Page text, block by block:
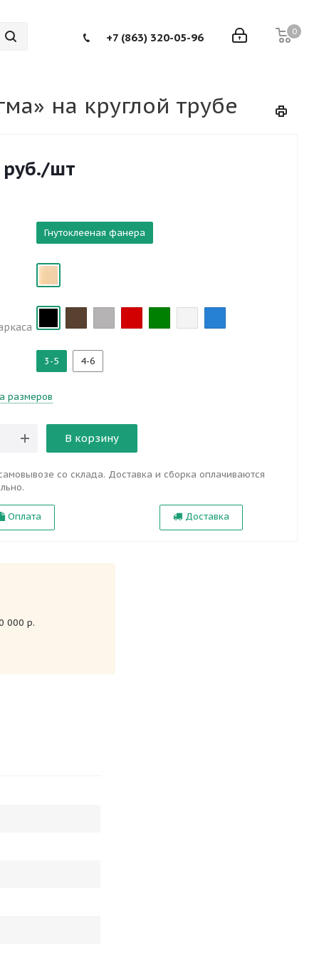
0
+7 (863) 320-05-96
на круглой трубе
/шт
Гнутоклееная фанера
3-5 4-6
размеров
В корзину
со склада. Доставка и сборка оплачиваются
Оплата Доставка
000 р.